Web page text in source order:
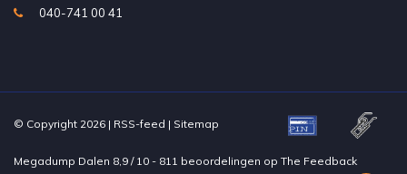
040-741 00 41
© Copyright 2026 | RSS-feed | Sitemap
Megadump Dalen 8,9 / 10 - 811 beoordelingen op The Feedback